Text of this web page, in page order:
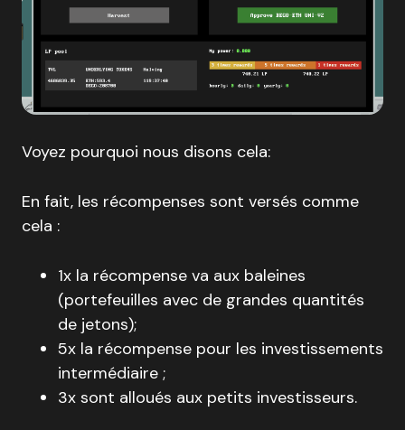
Voyez pourquoi nous disons cela:
En fait, les récompenses sont versés comme
cela :
1x la récompense va aux baleines
(portefeuilles avec de grandes quantités
de jetons);
5x la récompense pour les investissements
intermédiaire ;
3x sont alloués aux petits investisseurs.